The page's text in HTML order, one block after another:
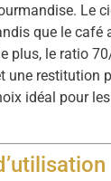
Le
que le café
plus, le ratio
une restitution
idéal pour